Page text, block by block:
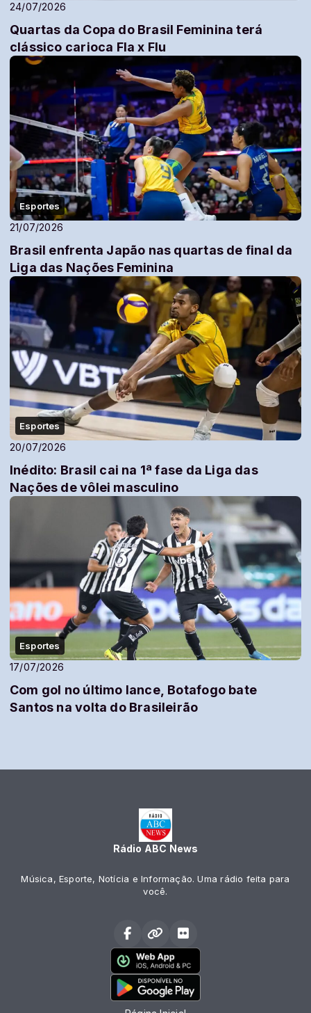
24/07/2026
Quartas da Copa do Brasil Feminina terá
clássico carioca Fla x Flu
Esportes
21/07/2026
Brasil enfrenta Japão nas quartas de final da
Liga das Nações Feminina
Esportes
20/07/2026
Inédito: Brasil cai na 1ª fase da Liga das
Nações de vôlei masculino
Esportes
17/07/2026
Com gol no último lance, Botafogo bate
Santos na volta do Brasileirão
Rádio ABC News
Música, Esporte, Notícia e Informação. Uma rádio feita para
você.